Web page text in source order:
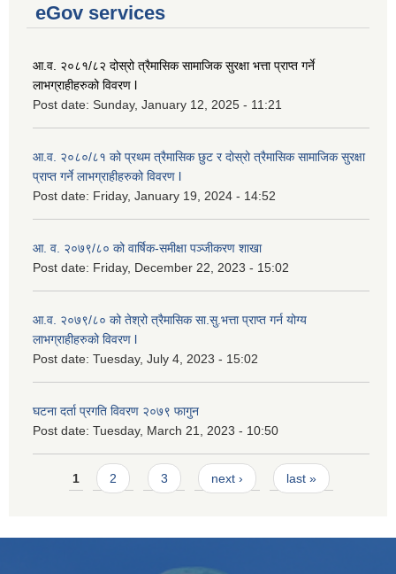
eGov services
आ.व. २०८१/८२ दोस्रो त्रैमासिक सामाजिक सुरक्षा भत्ता प्राप्त गर्ने
लाभग्राहीहरुको विवरण l
Post date: Sunday, January 12, 2025 - 11:21
आ.व. २०८०/८१ को प्रथम त्रैमासिक छुट र दोस्रो त्रैमासिक सामाजिक सुरक्षा
प्राप्त गर्ने लाभग्राहीहरुको विवरण l
Post date: Friday, January 19, 2024 - 14:52
आ. व. २०७९/८० को वार्षिक-समीक्षा पञ्जीकरण शाखा
Post date: Friday, December 22, 2023 - 15:02
आ.व. २०७९/८० को तेश्रो त्रैमासिक सा.सु.भ‍त्ता प्राप्त गर्न योग्य
लाभग्राहीहरुको विवरण l
Post date: Tuesday, July 4, 2023 - 15:02
घटना दर्ता प्रगति विवरण २०७९ फागुन
Post date: Tuesday, March 21, 2023 - 10:50
Pages
1 2 3 next › last »